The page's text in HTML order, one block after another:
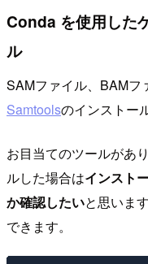
Conda を使用した
ル
SAMファイル、BAMフ
Samtoolsのインストー
お目当てのツールがあ
ルした場合はインスト
か確認したいと思います
できます。